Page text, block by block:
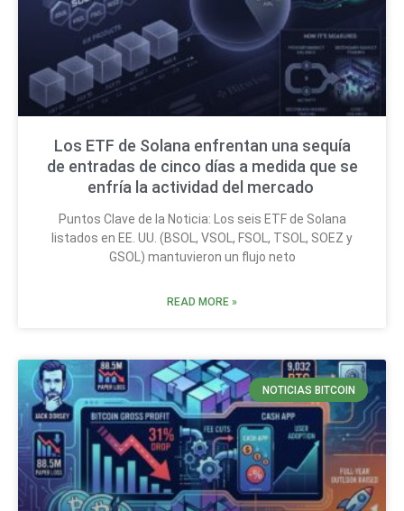
Los ETF de Solana enfrentan una sequía
de entradas de cinco días a medida que se
enfría la actividad del mercado
Puntos Clave de la Noticia: Los seis ETF de Solana
listados en EE. UU. (BSOL, VSOL, FSOL, TSOL, SOEZ y
GSOL) mantuvieron un flujo neto
READ MORE »
NOTICIAS BITCOIN